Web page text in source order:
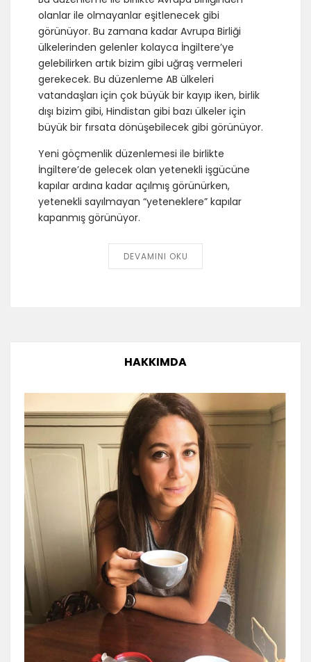
olanlar ile olmayanlar eşitlenecek gibi
görünüyor. Bu zamana kadar Avrupa Birliği
ülkelerinden gelenler kolayca İngiltere’ye
gelebilirken artık bizim gibi uğraş vermeleri
gerekecek. Bu düzenleme AB ülkeleri
vatandaşları için çok büyük bir kayıp iken, birlik
dışı bizim gibi, Hindistan gibi bazı ülkeler için
büyük bir fırsata dönüşebilecek gibi görünüyor.
Yeni göçmenlik düzenlemesi ile birlikte
İngiltere’de gelecek olan yetenekli işgücüne
kapılar ardına kadar açılmış görünürken,
yetenekli sayılmayan “yeteneklere” kapılar
kapanmış görünüyor.
DEVAMINI OKU
HAKKIMDA